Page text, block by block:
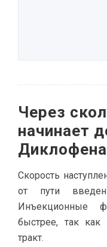
Через
начинает
Скорость
от пути
Инъекционные
быстрее, так
тракт.